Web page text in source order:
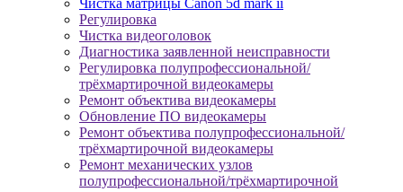
Чистка матрицы Canon 5d mark ii
Регулировка
Чистка видеоголовок
Диагностика заявленной неисправности
Регулировка полупрофессиональной/
трёхмартирочной видеокамеры
Ремонт объектива видеокамеры
Обновление ПО видеокамеры
Ремонт объектива полупрофессиональной/
трёхмартирочной видеокамеры
Ремонт механических узлов
полупрофессиональной/трёхмартирочной